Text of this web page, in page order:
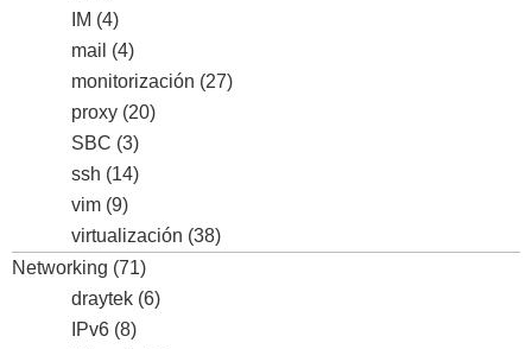
IM (4)
mail (4)
monitorización (27)
proxy (20)
SBC (3)
ssh (14)
vim (9)
virtualización (38)
Networking (71)
draytek (6)
IPv6 (8)